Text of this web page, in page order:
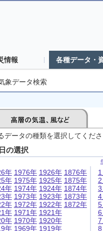
情報 各種データ・
象データ検索
データの種類を選択してくだ
の選択
年
年
年
年
年
年
年
年
1976年
1975年
1974年
1973年
1972年
1971年
1970年
1969年
1926年
1925年
1924年
1923年
1922年
1921年
1920年
1919年
1876年
1875年
1874年
1873年
1872年